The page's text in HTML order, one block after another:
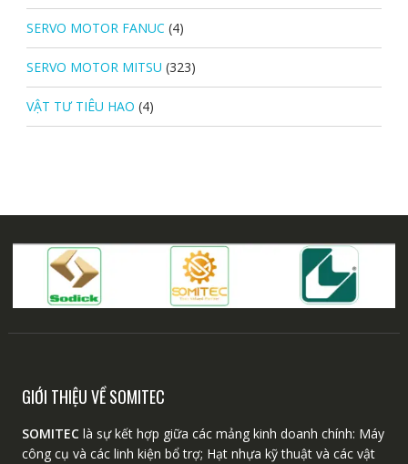
SERVO MOTOR FANUC (4)
SERVO MOTOR MITSU (323)
VẬT TƯ TIÊU HAO (4)
GIỚI THIỆU VỀ SOMITEC
SOMITEClà sự kết hợp giữa các mảng kinh doanh chính: Máy
công cụ và các linh kiện bổ trợ; Hạt nhựa kỹ thuật và các vật